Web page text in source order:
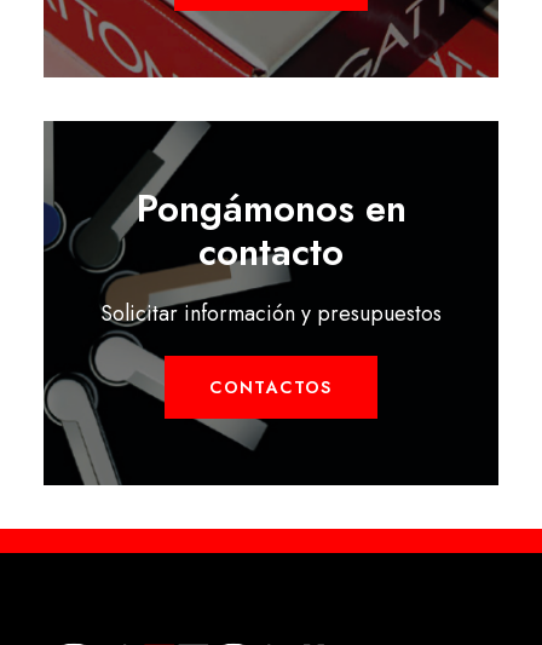
Pongámonos en
contacto
Solicitar información y presupuestos
CONTACTOS